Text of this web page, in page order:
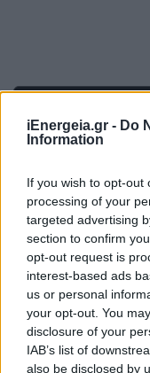
iEnergeia.gr - Do
Information
If you wish to opt-out
processing of your
targeted advertising
section to confirm
opt-out request is
interest-based ads
us or personal
your opt-out. You
disclosure of your
IAB’s list of
also be disclosed by
Google
ENERGEAN
ΜΑΘΙΟΣ ΡΗΓΑΣ